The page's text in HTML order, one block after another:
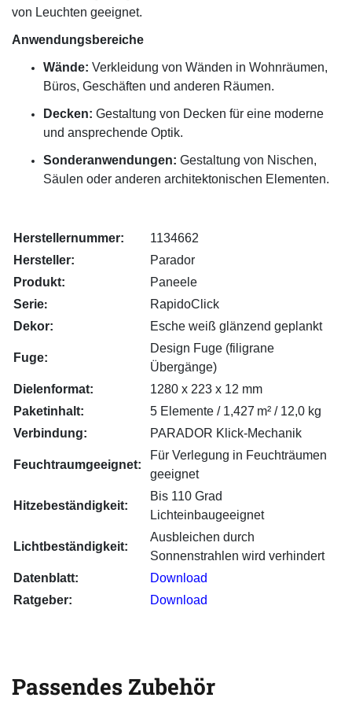
von Leuchten geeignet.
Anwendungsbereiche
Wände: Verkleidung von Wänden in Wohnräumen,
Büros, Geschäften und anderen Räumen.
Decken: Gestaltung von Decken für eine moderne
und ansprechende Optik.
Sonderanwendungen: Gestaltung von Nischen,
Säulen oder anderen architektonischen Elementen.
Herstellernummer:
1134662
Hersteller:
Parador
Produkt:
Paneele
Serie:
RapidoClick
Dekor:
Esche weiß glänzend geplankt
Fuge:
Design Fuge (filigrane
Übergänge)
Dielenformat:
1280 x 223 x 12 mm
Paketinhalt:
5 Elemente / 1,427 m² / 12,0 kg
Verbindung:
PARADOR Klick-Mechanik
Feuchtraumgeeignet:
Für Verlegung in Feuchträumen
geeignet
Hitzebeständigkeit:
Bis 110 Grad
Lichteinbaugeeignet
Lichtbeständigkeit:
Ausbleichen durch
Sonnenstrahlen wird verhindert
Datenblatt:
Download
Ratgeber:
Download
Passendes Zubehör